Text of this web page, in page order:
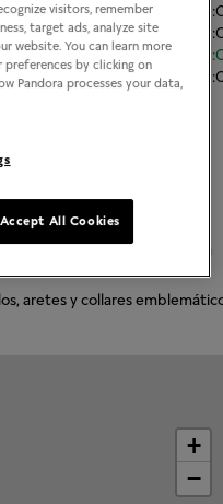
11:00
11:00
11:00
11:00
mano
esterlina y metales Pandora
aretes y collares
+
−
visitors, remember
target ads, analyze site
website. You can learn more
preferences by clicking on
Pandora processes your data,
Accept All Cookies